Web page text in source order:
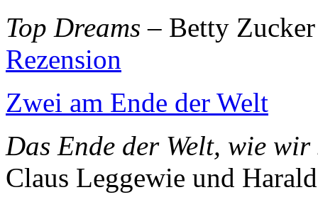
Top Dreams – Betty
Rezension
Zwei am Ende der Welt
Das Ende der Welt, wie wir
Claus Leggewie und